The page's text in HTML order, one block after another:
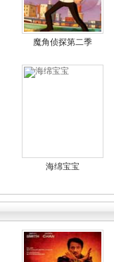
魔角侦探第二季
海绵宝宝